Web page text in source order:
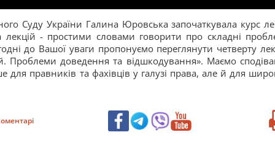
Суду України Галина Юровська започаткувала курс
- простими словами говорити про складні
до Вашої уваги пропонуємо переглянути четверту
Проблеми доведення та відшкодування». Маємо
для правників та фахівців у галузі права, але й для